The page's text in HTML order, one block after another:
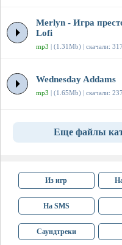
Merlyn - Игра
Lofi
mp3 | (1.31Mb) | скачали: 317
Wednesday Addams
mp3 | (1.65Mb) | скачали: 237
Еще файлы
Из игр
На SMS
Саундтреки